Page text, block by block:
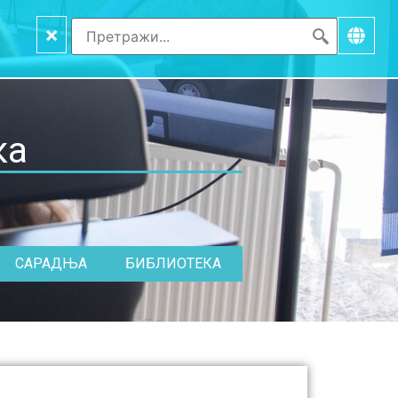
×
САРАДЊА БИБЛИОТЕКА